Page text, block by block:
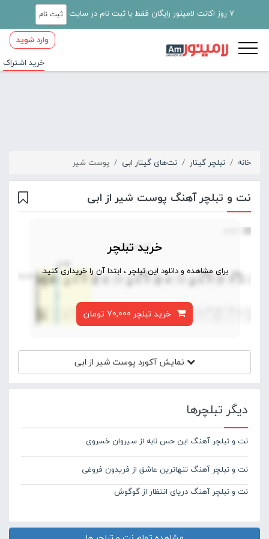
7 روز اکانت لامینور رایگان فقط با ثبت نام در سایت ثبت نام
وارد شوید
خرید اشتراک
خانه تبلچر گیتار نت‌های گیتار ابی پوست شیر
نت و تبلچر آهنگ پوست شیر از ابی
خرید تبلچر
برای مشاهده و دانلود این تبلچر ، ابتدا آن را خریداری کنید.
پوست شیر از ابی
دیگر تبلچرها
نت و تبلچر آهنگ این حس نابه از سیروان خسروی
نت و تبلچر آهنگ تنهاترین عاشق از فریدون فروغی
نت و تبلچر آهنگ دریای انتظار از گوگوش